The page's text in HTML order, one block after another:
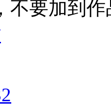
不要加到